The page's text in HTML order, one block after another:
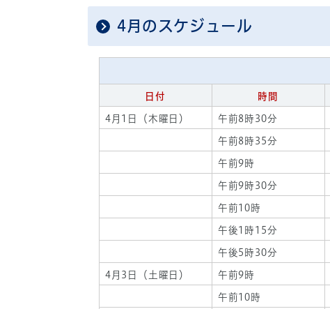
4月のスケジュール
日付 時間
4月1日（木曜日） 午前8時30分
午前8時35分
午前9時
午前9時30分
午前10時
午後1時15分
午後5時30分
4月3日（土曜日） 午前9時
午前10時